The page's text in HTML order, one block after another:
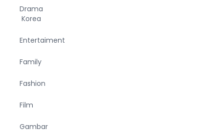
Drama
Korea
Entertaiment
Family
Fashion
Film
Gambar